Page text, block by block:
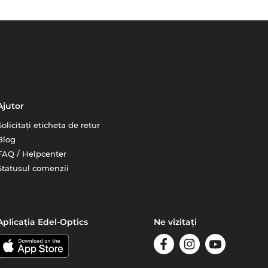
eticheta de retur
/ Helpcenter
comenzii
Edel-Optics Ne vizitați